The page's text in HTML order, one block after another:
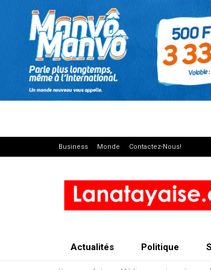
Business Monde Contactez-Nous!
Actualités Politique